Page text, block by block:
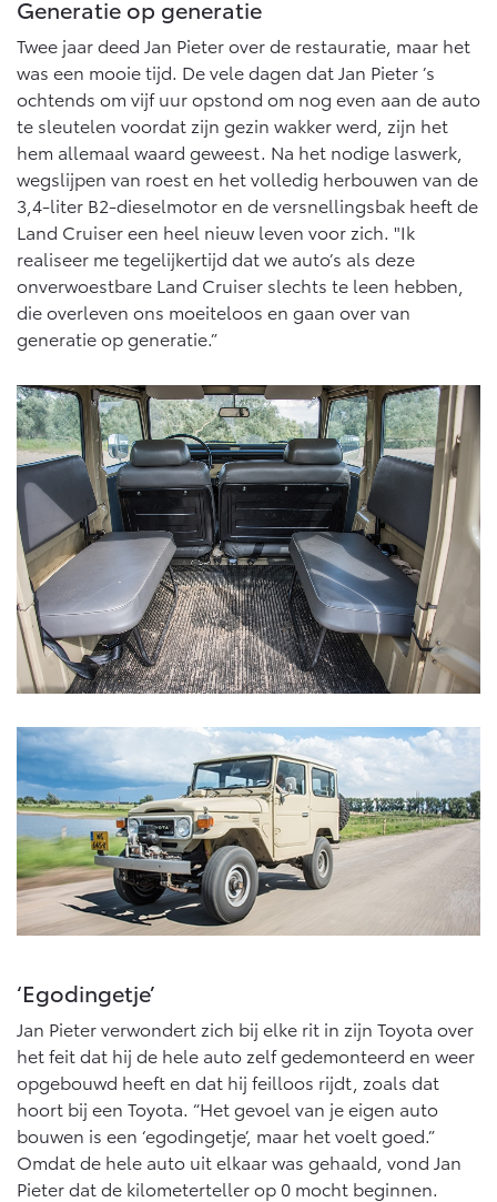
Generatie op generatie
Twee jaar deed Jan Pieter over de restauratie, maar het
was een mooie tijd. De vele dagen dat Jan Pieter ’s
ochtends om vijf uur opstond om nog even aan de auto
te sleutelen voordat zijn gezin wakker werd, zijn het
hem allemaal waard geweest. Na het nodige laswerk,
wegslijpen van roest en het volledig herbouwen van de
3,4-liter B2-dieselmotor en de versnellingsbak heeft de
Land Cruiser een heel nieuw leven voor zich. "Ik
realiseer me tegelijkertijd dat we auto’s als deze
onverwoestbare Land Cruiser slechts te leen hebben,
die overleven ons moeiteloos en gaan over van
generatie op generatie.”
‘Egodingetje’
Jan Pieter verwondert zich bij elke rit in zijn Toyota over
het feit dat hij de hele auto zelf gedemonteerd en weer
opgebouwd heeft en dat hij feilloos rijdt, zoals dat
hoort bij een Toyota. “Het gevoel van je eigen auto
bouwen is een ‘egodingetje’, maar het voelt goed.”
Omdat de hele auto uit elkaar was gehaald, vond Jan
Pieter dat de kilometerteller op 0 mocht beginnen.